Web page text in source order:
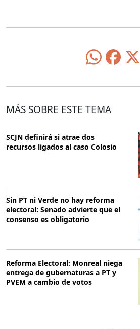
MÁS SOBRE ESTE TEMA
SCJN definirá si atrae dos
recursos ligados al caso Colosio
Sin PT ni Verde no hay reforma
electoral: Senado advierte que el
consenso es obligatorio
Reforma Electoral: Monreal niega
entrega de gubernaturas a PT y
PVEM a cambio de votos